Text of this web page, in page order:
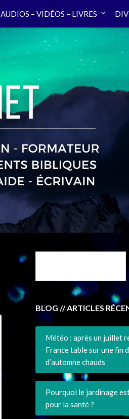
AUDIOS – VIDÉOS – LIVRES
BLOG // ARTICLES
Météo : après un juillet
France table sur une fin
d’automne chauds
Pourquoi le jardinage
pour la santé ?